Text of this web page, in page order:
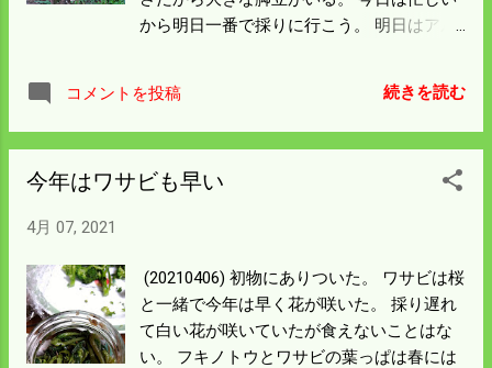
片が付くだろう。 ワサビは嫁さんに採って
もらったら残念なことに葉が硬くなってい
はもっと早く収穫するよう 監視体制を強化
から明日一番で採りに行こう。 明日はアル
も植えたら増えていきそう。 ナバは高齢化
で山に行く人が少なくなったので 人知れず
ｍくらいだけど ワサビは若い人には興味が
オジサンに持って行きたいが 人が作ったも
のは食わん主義だから持って行くのは止め
ておく。
コメントを投稿 続きを読む
今年はワサビも早い
4月 07, 2021
(20210406) 初物にありついた。 ワサビは桜
と一緒で今年は早く花が咲いた。 採り遅れ
て白い花が咲いていたが食えないことはな
い。 フキノトウとワサビの葉っぱは春には